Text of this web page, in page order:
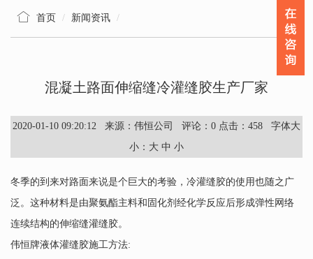
首页 新闻资讯
混凝土路面伸缩缝冷灌缝胶生产厂家
2020-01-10 09:20:12 来源：伟恒公司 评论： 0 点击： 458 字体大
小： 大 中 小
冬季的到来对路面来说是个巨大的考验，冷灌缝胶的使用也随之广
泛。这种材料是由聚氨酯主料和固化剂经化学反应后形成弹性网络
连续结构的伸缩缝灌缝胶。
伟恒牌液体灌缝胶施工方法: